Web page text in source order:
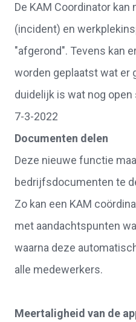
De KAM Coordinator
(incident) en
"afgerond". Tevens kan
worden geplaatst wat er
duidelijk is wat nog open
7-3-2022
Documenten delen
Deze nieuwe functie
bedrijfsdocumenten te
Zo kan een KAM
met aandachtspunten
waarna deze
alle medewerkers.
Meertaligheid van de